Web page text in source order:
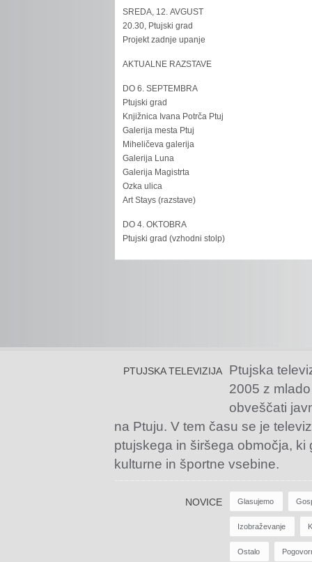
SREDA, 12. AVGUST
20.30, Ptujski grad
Projekt zadnje upanje
AKTUALNE RAZSTAVE
DO 6. SEPTEMBRA
Ptujski grad
Knjižnica Ivana Potrča Ptuj
Galerija mesta Ptuj
Miheličeva galerija
Galerija Luna
Galerija Magistrta
Ozka ulica
Art Stays (razstave)
DO 4. OKTOBRA
Ptujski grad (vzhodni stolp)
PTUJSKA TELEVIZIJA
Ptujska
2005 z
obveščati
na Ptuju. V tem času se je
ptujskega in širšega območja,
kulturne in športne vsebine.
NOVICE Glasujemo
Izobraževanje
Ostalo